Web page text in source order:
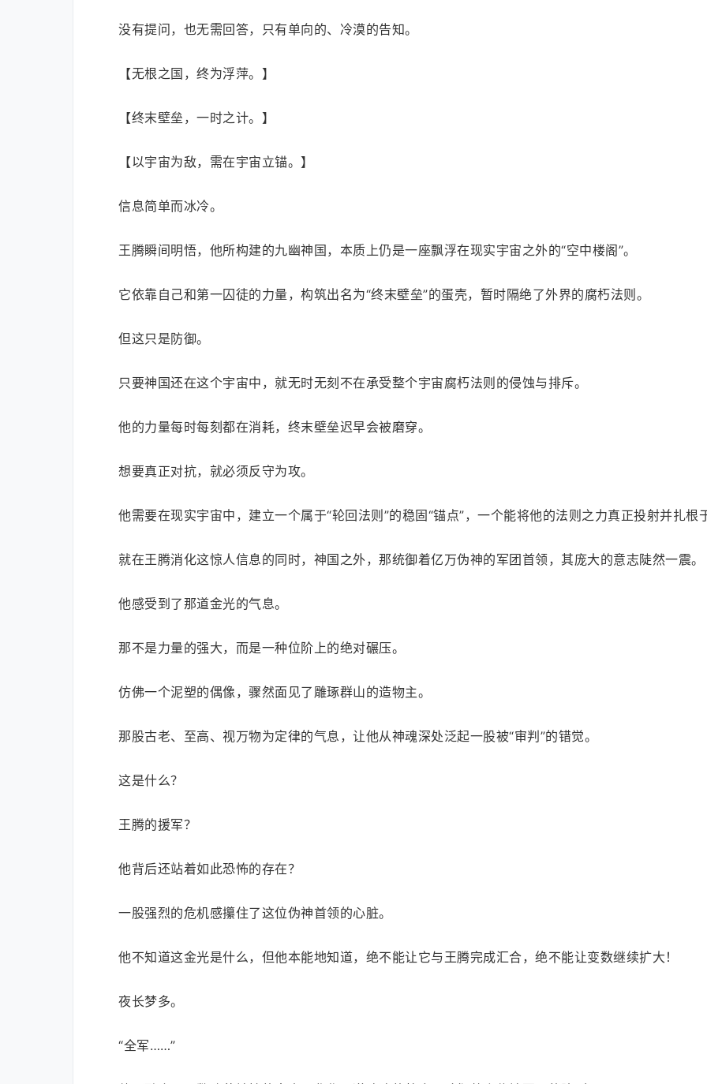
没有提问，也无需回答，只有单向的、冷漠的告知。
【无根之国，终为浮萍。】
【终末壁垒，一时之计。】
【以宇宙为敌，需在宇宙立锚。】
信息简单而冰冷。
王腾瞬间明悟，他所构建的九幽神国，本质上仍是一座飘浮在现实宇宙之外的“空中楼阁”。
它依靠自己和第一囚徒的力量，构筑出名为“终末壁垒”的蛋壳，暂时隔绝了外界的腐朽法则。
但这只是防御。
只要神国还在这个宇宙中，就无时无刻不在承受整个宇宙腐朽法则的侵蚀与排斥。
他的力量每时每刻都在消耗，终末壁垒迟早会被磨穿。
想要真正对抗，就必须反守为攻。
他需要在现实宇宙中，建立一个属于“轮回法则”的稳固“锚点”，一个能将他的法则之力真正投射并扎根
就在王腾消化这惊人信息的同时，神国之外，那统御着亿万伪神的军团首领，其庞大的意志陡然一震。
他感受到了那道金光的气息。
那不是力量的强大，而是一种位阶上的绝对碾压。
仿佛一个泥塑的偶像，骤然面见了雕琢群山的造物主。
那股古老、至高、视万物为定律的气息，让他从神魂深处泛起一股被“审判”的错觉。
这是什么？
王腾的援军？
他背后还站着如此恐怖的存在？
一股强烈的危机感攥住了这位伪神首领的心脏。
他不知道这金光是什么，但他本能地知道，绝不能让它与王腾完成汇合，绝不能让变数继续扩大！
夜长梦多。
“全军……”